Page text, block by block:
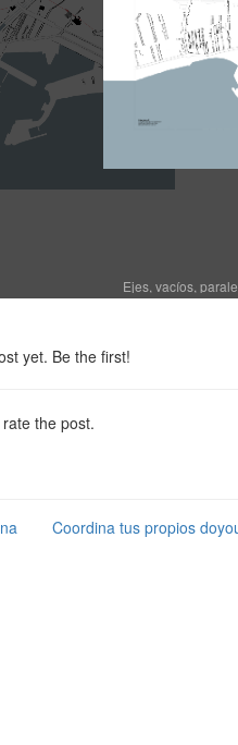
Ejes, vacíos,
yet. Be the first!
the post.
Coordina tus propios